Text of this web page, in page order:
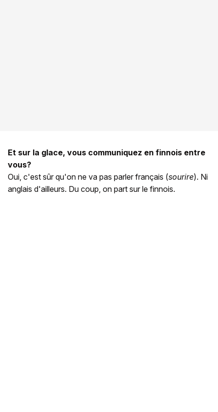
Et sur la glace, vous communiquez en finnois entre
vous?
Oui, c'est sûr qu'on ne va pas parler français (sourire). Ni
anglais d'ailleurs. Du coup, on part sur le finnois.